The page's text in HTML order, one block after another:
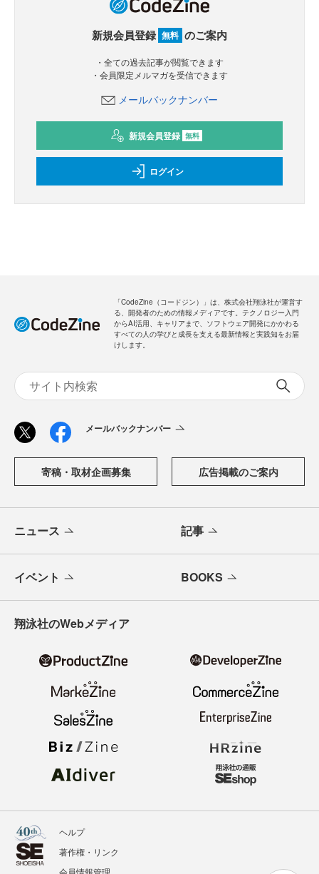
新規会員登録 無料 のご案内
・全ての過去記事が閲覧できます
・会員限定メルマガを受信できます
メールバックナンバー
新規会員登録 無料
ログイン
「CodeZine（コードジン）」は、株式会社翔泳社が運営す
る、開発者のための情報メディアです。テクノロジー入門
からAI活用、キャリアまで、ソフトウェア開発にかかわる
すべての人の学びと成長を支える最新情報と実践知をお届
けします。
メールバックナンバー
寄稿・取材企画募集 広告掲載のご案内
ニュース 記事
イベント BOOKS
翔泳社のWebメディア
ヘルプ
著作権・リンク